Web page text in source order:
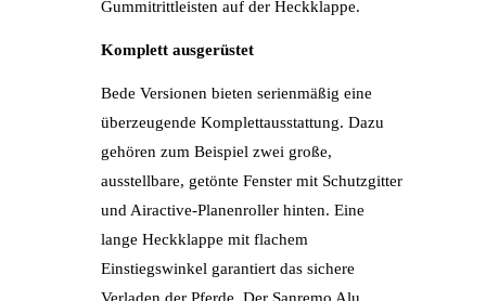
Gummitrittleisten auf der Heckklappe.
Komplett ausgerüstet
Bede Versionen bieten serienmäßig eine
überzeugende Komplettausstattung. Dazu
gehören zum Beispiel zwei große,
ausstellbare, getönte Fenster mit Schutzgitter
und Airactive-Planenroller hinten. Eine
lange Heckklappe mit flachem
Einstiegswinkel garantiert das sichere